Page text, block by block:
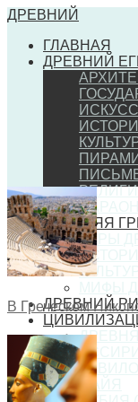
ДРЕВНИЙ
ГЛАВНАЯ
ДРЕВНИЙ
ДРЕВНЯЯ
ИГРЫ
ДРЕВНИЙ
МАЙЯ
В Греческом